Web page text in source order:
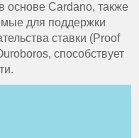
основе Cardano, также
для поддержки
ставки (Proof
способствует